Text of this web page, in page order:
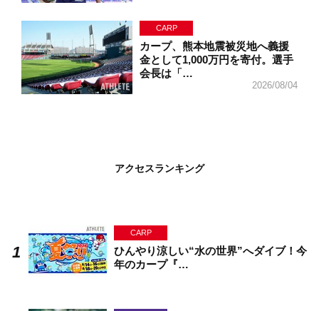
CARP
カープ、熊本地震被災地へ義援
金として1,000万円を寄付。選手
会長は「…
2026/08/04
アクセスランキング
CARP
ひんやり涼しい“水の世界”へダイブ！今
年のカープ『…